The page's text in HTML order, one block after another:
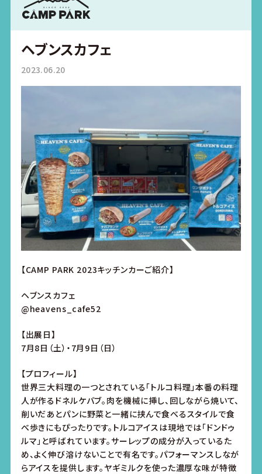
ヘブンスカフェ
2023.06.20
【CAMP PARK 2023キッチンカーご紹介】
ヘブンスカフェ
@heavens_cafe52
【出展日】
7月8日（土）・7月9日（日）
【プロフィール】
世界三大料理の一つとされている「トルコ料理」本番の料理
人が作るドネルケバブ。肉を機械に挿し、回しながら焼いて、
削いだあとパンに野菜と一緒に挟んで食べるスタイルで食
べ歩きにもぴったりです。トルコアイスは現地では「ドンドゥ
ルマ」と呼ばれています。サーレップの成分が入っているた
め、よく伸び溶けないことで有名です。パフォーマンスしなが
らアイスを提供します。ヤギミルクを使った濃厚な味が特徴